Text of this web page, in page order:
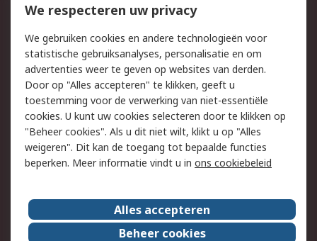
Bestellen
Inkoopoplossingen
Track & Trace
Wettelijk
Cookiebeleid
Email veiligheid
Privacybeleid
Websitevoorwaarden
Algemene
verkoopvoorwaarden
Over RS
RS Group Over ons
We respecteren uw privacy
We gebruiken cookies en andere technologieën voor
statistische gebruiksanalyses, personalisatie en om
advertenties weer te geven op websites van derden.
Door op "Alles accepteren" te klikken, geeft u
toestemming voor de verwerking van niet-essentiële
cookies. U kunt uw cookies selecteren door te klikken op
"Beheer cookies". Als u dit niet wilt, klikt u op "Alles
weigeren". Dit kan de toegang tot bepaalde functies
beperken. Meer informatie vindt u in ons cookiebeleid
Alles accepteren
Beheer cookies